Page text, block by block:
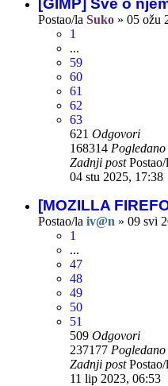
[GIMP] Sve o
Postao/la Suko » 05 ožu
1
...
59
60
61
62
63
621 Odgovori
168314 Pogledano
Zadnji postPostao/
04 stu 2025, 17:38
[MOZILLA
Postao/la iv@n » 09 svi
1
...
47
48
49
50
51
509 Odgovori
237177 Pogledano
Zadnji postPostao/
11 lip 2023, 06:53